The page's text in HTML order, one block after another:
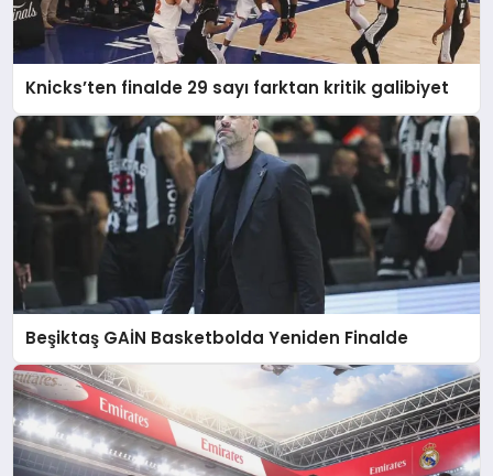
Knicks’ten finalde 29 sayı farktan kritik galibiyet
Beşiktaş GAİN Basketbolda Yeniden Finalde